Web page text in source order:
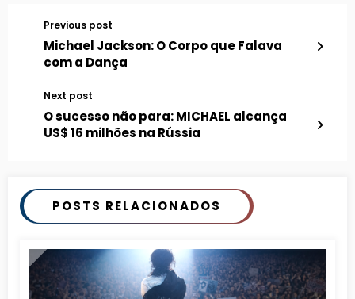
Previous post
Michael Jackson: O Corpo que Falava
com a Dança
Next post
O sucesso não para: MICHAEL alcança
US$ 16 milhões na Rússia
POSTS RELACIONADOS